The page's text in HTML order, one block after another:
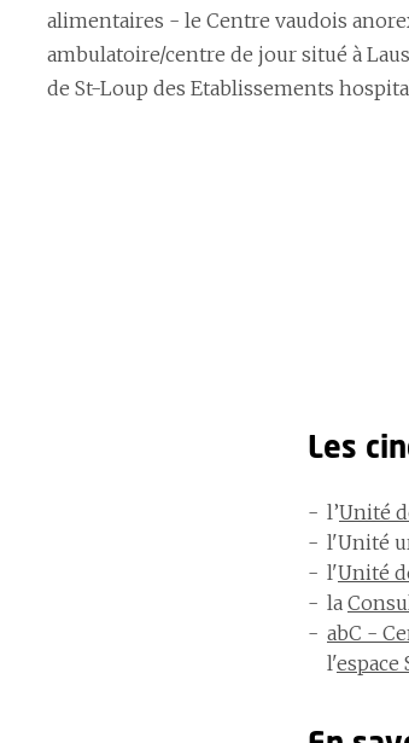
alimentaires - le Centre vaudois
ambulatoire/centre de jour situé à
de St-Loup des Etablissements
Les
l’Unité
l'Unité
l'Unité
la
abC -
l'espace